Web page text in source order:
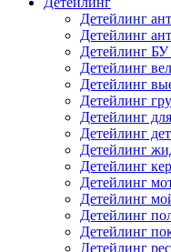
Детейлинг
Детейлинг
Детейлинг БУ
Детейлинг
Детейлинг
Детейлинг
Детейлинг
Детейлинг
Детейлинг
Детейлинг
Детейлинг
Детейлинг
Детейлинг
Детейлинг
Детейлинг